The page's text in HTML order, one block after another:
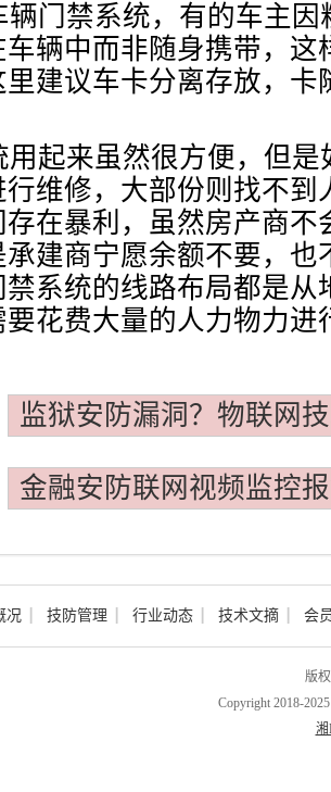
辆门禁系统，有的车主
车辆中而非随身携带，这
建议车卡分离存放，卡
用起来虽然很方便，但
维修，大部份则找不到
在暴利，虽然房产商不
建商宁愿余额不要，也
系统的线路布局都是从
花费大量的人力物力进
监狱安防漏洞？物联网
金融安防联网视频监控
况 技防管理 行业动态 技术文摘 会
版
Copyright 2018-
湘